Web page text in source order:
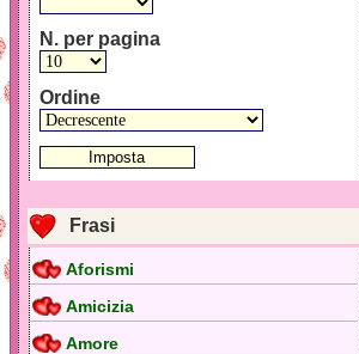
N. per pagina
Ordine
Frasi
Aforismi
Amicizia
Amore